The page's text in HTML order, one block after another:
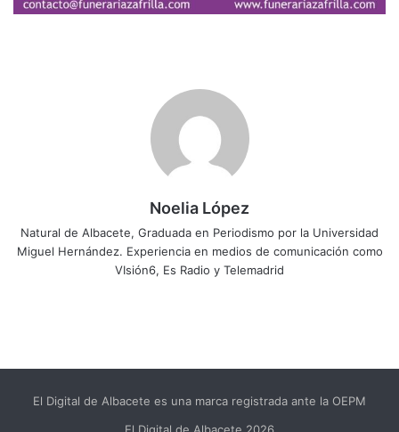
Noelia López
Natural de Albacete, Graduada en Periodismo por la Universidad
Miguel Hernández. Experiencia en medios de comunicación como
VIsión6, Es Radio y Telemadrid
El Digital de Albacete es una marca registrada ante la OEPM